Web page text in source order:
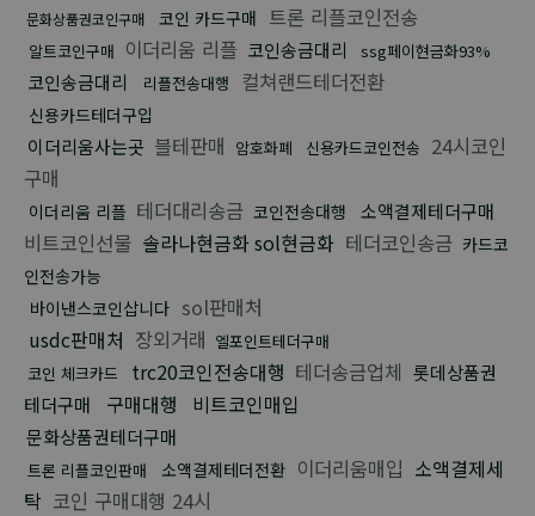
문화상품권코인구매 코인 카드구매 트론 리플코인전송
알트코인구매 이더리움 리플 코인송금대리 ssg페이현금화93%
코인송금대리 리플전송대행 컬쳐랜드테더전환
신용카드테더구입
이더리움사는곳 블테판매 암호화폐 신용카드코인전송 24시코인
구매
이더리움 리플 테더대리송금 코인전송대행 소액결제테더구매
비트코인선물 솔라나현금화 sol현금화 테더코인송금 카드코
인전송가능
바이낸스코인삽니다 sol판매처
usdc판매처 장외거래 엘포인트테더구매
코인 체크카드
trc20코인전송대행 테더송금업체 롯데상품권
테더구매
구매대행 비트코인매입
문화상품권테더구매
트론 리플코인판매 소액결제테더전환 이더리움매입 소액결제세
탁 코인 구매대행 24시